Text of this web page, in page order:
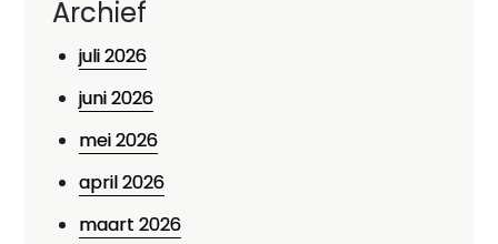
Archief
juli 2026
juni 2026
mei 2026
april 2026
maart 2026